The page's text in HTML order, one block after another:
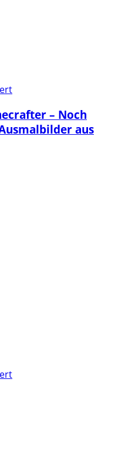
– Noch
aus